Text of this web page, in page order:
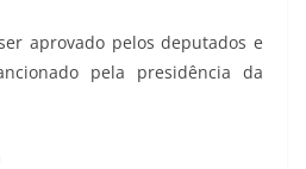
aprovado pelos deputados e
pela presidência da